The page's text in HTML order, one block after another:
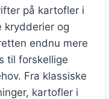
på kartofler i
krydderier og
endnu mere
til forskellige
Fra klassiske
kartofler i